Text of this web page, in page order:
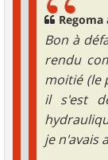
Regoma
Bon à
rendu
moitié (le
il s'est
je n'avais